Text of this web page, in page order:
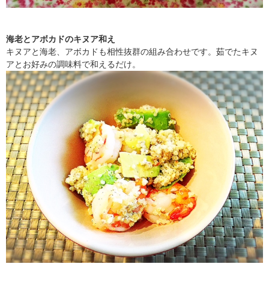
海老とアボカドのキヌア和え
キヌアと海老、アボカドも相性抜群の組み合わせです。茹でたキヌ
アとお好みの調味料で和えるだけ。